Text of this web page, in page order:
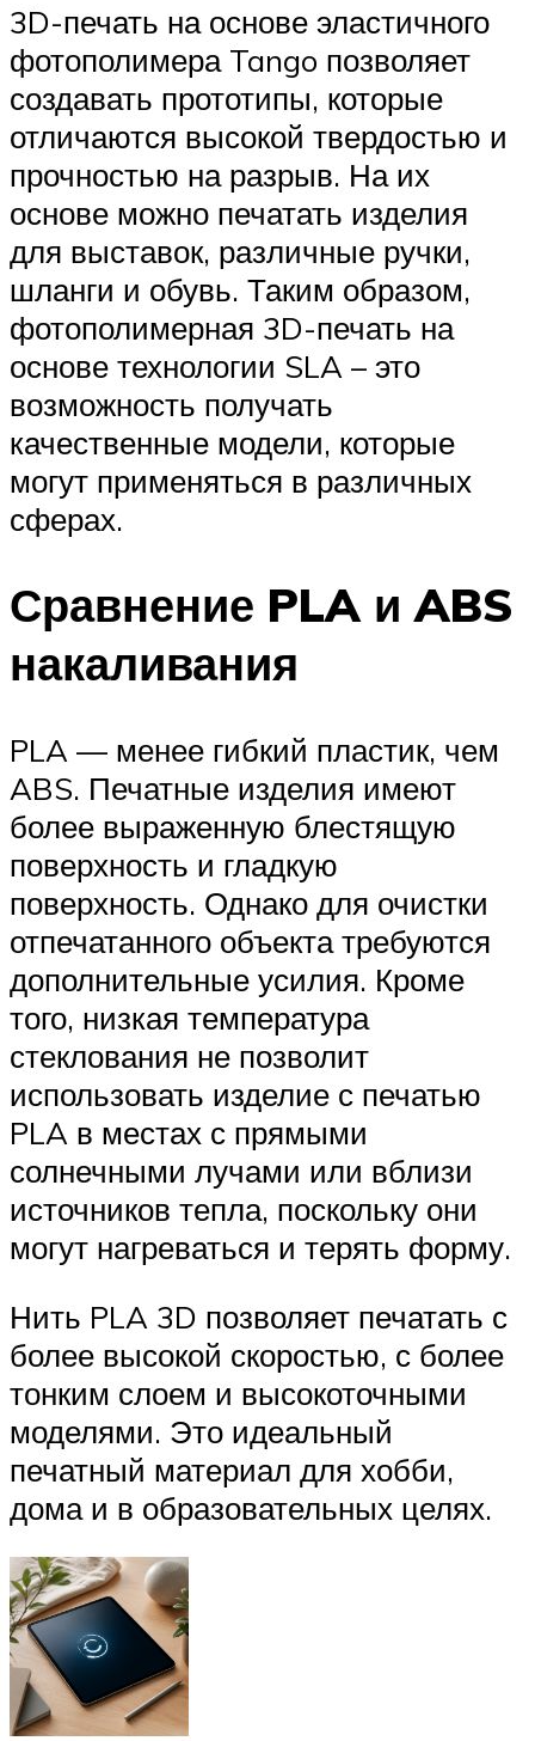
3D-печать на основе эластичного
фотополимера Tango позволяет
создавать прототипы, которые
отличаются высокой твердостью и
прочностью на разрыв. На их
основе можно печатать изделия
для выставок, различные ручки,
шланги и обувь. Таким образом,
фотополимерная 3D-печать на
основе технологии SLA – это
возможность получать
качественные модели, которые
могут применяться в различных
сферах.
Сравнение PLA и ABS
накаливания
PLA — менее гибкий пластик, чем
ABS. Печатные изделия имеют
более выраженную блестящую
поверхность и гладкую
поверхность. Однако для очистки
отпечатанного объекта требуются
дополнительные усилия. Кроме
того, низкая температура
стеклования не позволит
использовать изделие с печатью
PLA в местах с прямыми
солнечными лучами или вблизи
источников тепла, поскольку они
могут нагреваться и терять форму.
Нить PLA 3D позволяет печатать с
более высокой скоростью, с более
тонким слоем и высокоточными
моделями. Это идеальный
печатный материал для хобби,
дома и в образовательных целях.